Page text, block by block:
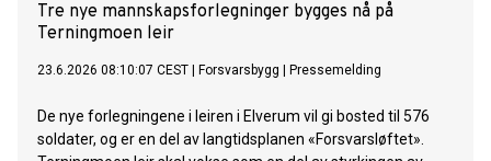
Tre nye mannskapsforlegninger bygges nå på
Terningmoen leir
23.6.2026 08:10:07 CEST Forsvarsbygg Pressemelding
De nye forlegningene i leiren i Elverum vil gi bosted til 576
soldater, og er en del av langtidsplanen «Forsvarsløftet».